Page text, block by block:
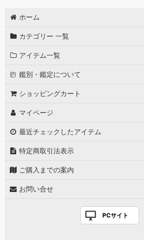
ホーム
カテゴリー 一覧
アイテム一覧
鑑別・鑑定について
ショッピングカート
マイページ
最近チェックしたアイテム
特定商取引法表示
ご購入までの案内
お問い合せ
PCサイト